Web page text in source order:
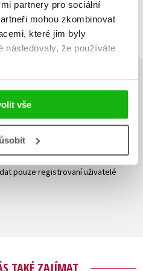
partnery pro sociální
mohou zkombinovat
které jim byly
následovaly, že používáte
vše
žádná uživatelská hodnocení.
pouze registrovaní uživatelé